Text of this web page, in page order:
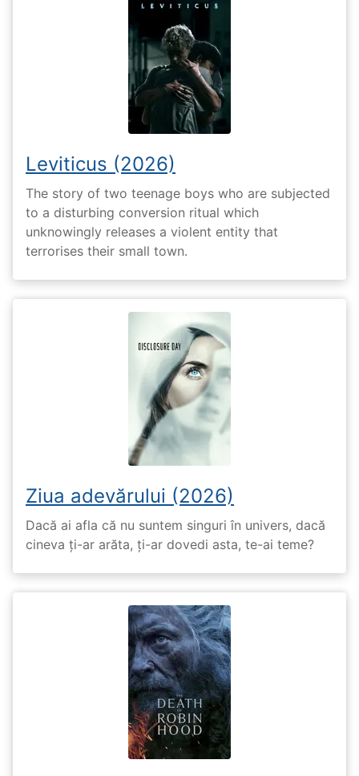
Leviticus (2026)
The story of two teenage boys who are subjected
to a disturbing conversion ritual which
unknowingly releases a violent entity that
terrorises their small town.
Ziua adevărului (2026)
Dacă ai afla că nu suntem singuri în univers, dacă
cineva ți-ar arăta, ți-ar dovedi asta, te-ai teme?